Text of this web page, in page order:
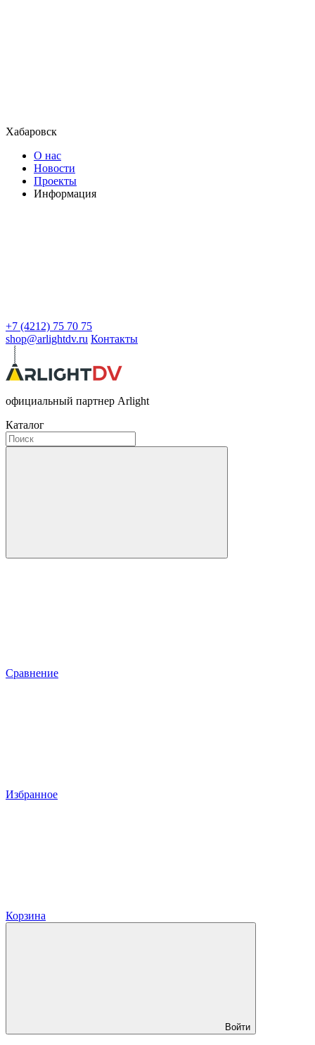
Хабаровск
О нас
Новости
Проекты
Информация
+7 (4212) 75 70 75
shop@arlightdv.ru Контакты
официальный партнер Arlight
Каталог
Сравнение
Избранное
Корзина
Войти